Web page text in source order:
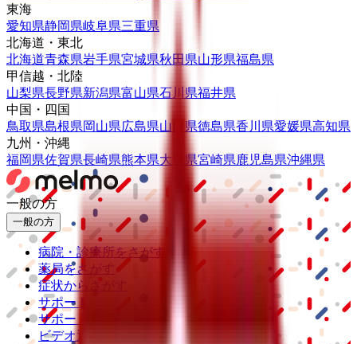
東海
愛知県静岡県岐阜県三重県
北海道・東北
北海道青森県岩手県宮城県秋田県山形県福島県
甲信越・北陸
山梨県長野県新潟県富山県石川県福井県
中国・四国
鳥取県島根県岡山県広島県山口県徳島県香川県愛媛県高知県
九州・沖縄
福岡県佐賀県長崎県熊本県大分県宮崎県鹿児島県沖縄県
一般の方
一般の方
病院・診療所をさがす
薬局をさがす
症状からさがす
サポート
サポート環境
ビデオ通話の事前テスト